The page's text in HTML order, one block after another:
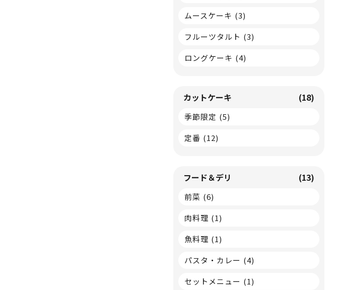
ムースケーキ (3)
フルーツタルト (3)
ロングケーキ (4)
カットケーキ (18)
季節限定 (5)
定番 (12)
フード＆デリ (13)
前菜 (6)
肉料理 (1)
魚料理 (1)
パスタ・カレー (4)
セットメニュー (1)